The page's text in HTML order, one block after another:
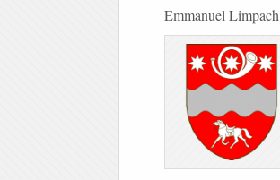
Emmanuel Limpach